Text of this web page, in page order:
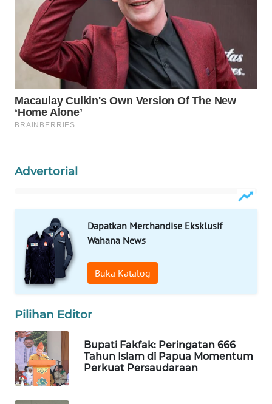
Advertorial
Dapatkan Merchandise Eksklusif
Wahana News
Buka Katalog
Pilihan Editor
Bupati Fakfak: Peringatan 666
Tahun Islam di Papua Momentum
Perkuat Persaudaraan
WAHANANEWS
CO ID
WAHANANEWS
WAHANA
SPORT
UMKM
SELEB
WAHANA
PERSONA
WAHANA
OTOMOTIF
WAHANA
HEALTH
WAHANA
DESA